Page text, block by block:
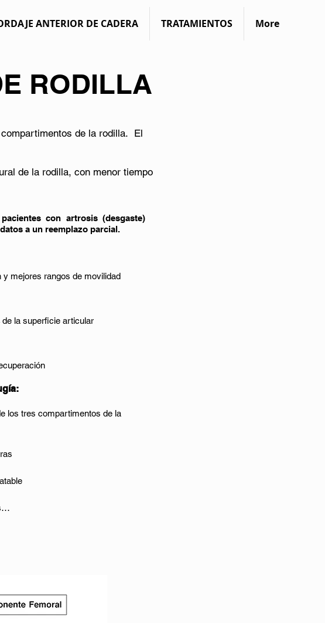
ANTERIOR DE CADERA TRATAMIENTOS More
RODILLA
con artrosis (desgaste)
a un reemplazo parcial.
y mejores rangos de movilidad
de la superficie articular
los tres compartimentos de la
de la rodilla. El
de la rodilla, con menor tiempo